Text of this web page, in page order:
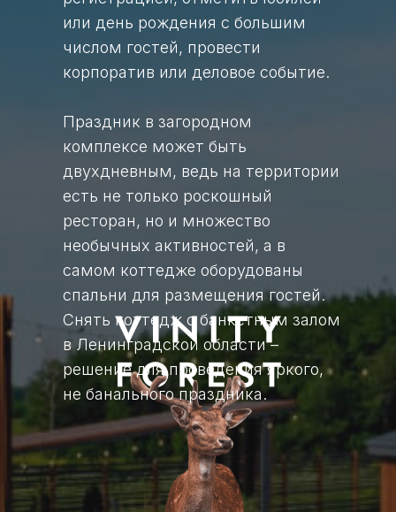
или день рождения с большим
числом гостей, провести
корпоратив или деловое событие.
Праздник в загородном
комплексе может быть
двухдневным, ведь на территории
есть не только роскошный
ресторан, но и множество
необычных активностей, а в
самом коттедже оборудованы
спальни для размещения гостей.
Снять коттедж с банкетным залом
в Ленинградской области –
решение для проведения яркого,
не банального праздника.